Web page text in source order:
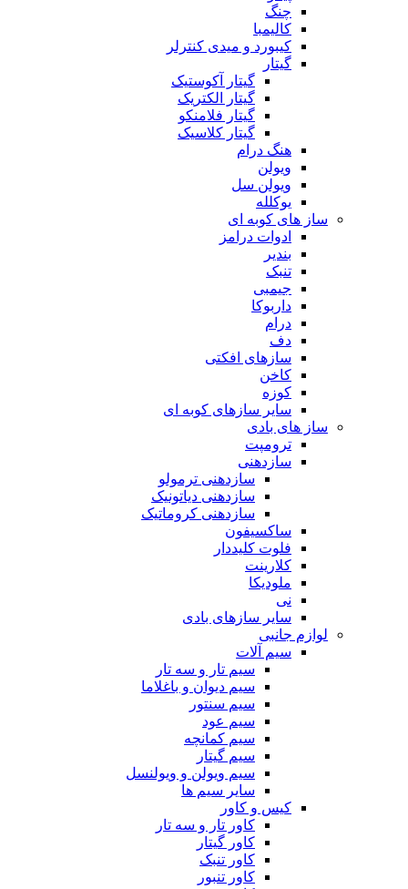
چنگ
کالیمبا
کیبورد و میدی کنترلر
گیتار
گیتار آکوستیک
گیتار الکتریک
گیتار فلامنکو
گیتار کلاسیک
هنگ درام
ویولن
ویولن سل
یوکلله
ساز های کوبه ای
ادوات درامز
بندیر
تنبک
جیمبی
داربوکا
درام
دف
سازهای افکتی
کاخن
کوزه
سایر سازهای کوبه ای
ساز های بادی
ترومپت
سازدهنی
سازدهنی ترمولو
سازدهنی دیاتونیک
سازدهنی کروماتیک
ساکسیفون
فلوت کلیددار
کلارینت
ملودیکا
نی
سایر سازهای بادی
لوازم جانبی
سیم آلات
سیم تار و سه تار
سیم دیوان و باغلاما
سیم سنتور
سیم عود
سیم کمانچه
سیم گیتار
سیم ویولن و ویولنسل
سایر سیم ها
کیس و کاور
کاور تار و سه تار
کاور گیتار
کاور تنبک
کاور تنبور